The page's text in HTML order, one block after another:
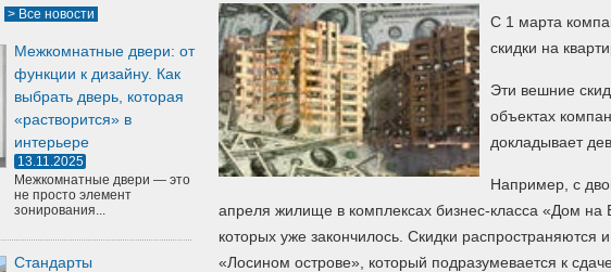
Уплотнитель для деревянных дверей
Артикул:УК-10.4
> Все новости
Межкомнатные двери: от
функции к дизайну. Как
выбрать дверь, которая
«растворится» в
интерьере
13.11.2025
Межкомнатные двери — это
не просто элемент
зонирования...
Стандарты
С 1 марта
скидки на
Эти вешние
объектах
докладывает
Например, с
апреля жилище в комплексах бизнес-класса «Дом на
которых уже закончилось. Скидки
«Лосином острове», который подразумевается к